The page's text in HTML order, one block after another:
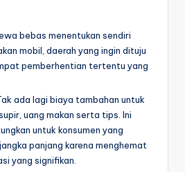
bebas menentukan sendiri
mobil, daerah yang ingin dituju
pemberhentian tertentu yang
ada lagi biaya tambahan untuk
uang makan serta tips. Ini
untuk konsumen yang
panjang karena menghemat
yang signifikan.